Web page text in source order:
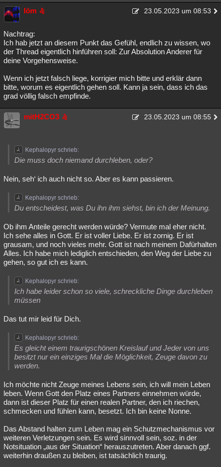
löm 23.05.2023 um 08:53
Nachtrag:
Ich hab jetzt an diesem Punkt das Gefühl, endlich zu wissen, wo
der Thread eigentlich hinführen soll: Zur Absolution Anderer für
deine Vorgehensweise.
Wenn ich jetzt falsch liege, korrigier mich bitte und erklär dann
bitte, worum es eigentlich gehen soll. Kann ja sein, dass ich das
grad völlig falsch empfinde.
mitH2CO3 23.05.2023 um 08:55
Kephalopyr schrieb:
Die muss doch niemand durchleben, oder?
Nein, seh‘ ich auch nicht so. Aber es kann passieren.
Kephalopyr schrieb:
Du entscheidest, was Du ihn ihm siehst, bin ich der Meinung.
Ob ihm Anteile gerecht werden würde? Vermute mal eher nicht.
Ich sehe alles in Gott. Er ist voller Liebe. Er ist zornig. Er ist
grausam, und noch vieles mehr. Gott ist nach meinem Dafürhalten
Alles. Ich habe mich lediglich entschieden, den Weg der Liebe zu
gehen, so gut ich es kann.
Kephalopyr schrieb:
Ich habe leider schon so viele, schreckliche Dinge durchleben
müssen
Das tut mir leid für Dich.
Kephalopyr schrieb:
Es gleicht einem traurigschönen Kreislauf und Jeder von uns
besitzt nur ein einziges Mal die Möglichkeit, Zeuge davon zu
werden.
Ich möchte nicht Zeuge meines Lebens sein, ich will mein Leben
leben. Wenn Gott den Platz eines Partners einnehmen würde,
dann ist dieser Platz für einen realen Partner, den ich riechen,
schmecken und fühlen kann, besetzt. Ich bin keine Nonne.
Das Abstand halten zum Leben mag ein Schutzmechanismus vor
weiteren Verletzungen sein. Es wird sinnvoll sein, soz. in der
Notsituation „aus der Situation“ herauszutreten. Aber danach ggf.
weiterhin draußen zu bleiben, ist tatsächlich traurig.